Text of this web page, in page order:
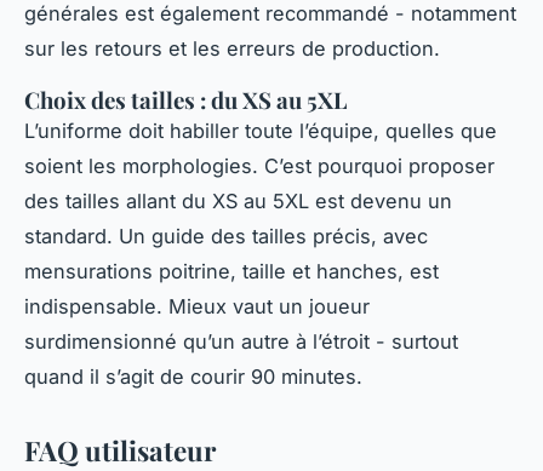
générales est également recommandé - notamment
sur les retours et les erreurs de production.
Choix des tailles : du XS au 5XL
L’uniforme doit habiller toute l’équipe, quelles que
soient les morphologies. C’est pourquoi proposer
des tailles allant du XS au 5XL est devenu un
standard. Un guide des tailles précis, avec
mensurations poitrine, taille et hanches, est
indispensable. Mieux vaut un joueur
surdimensionné qu’un autre à l’étroit - surtout
quand il s’agit de courir 90 minutes.
FAQ utilisateur